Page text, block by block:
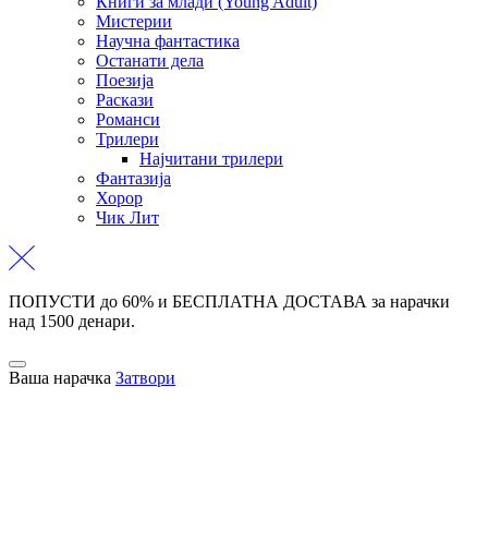
Мистерии
Научна фантастика
Останати дела
Поезија
Раскази
Романси
Трилери
Најчитани трилери
Фантазија
Хорор
Чик Лит
ПОПУСТИ до 60% и БЕСПЛАТНА ДОСТАВА за нарачки
над 1500 денари.
Ваша нарачка Затвори